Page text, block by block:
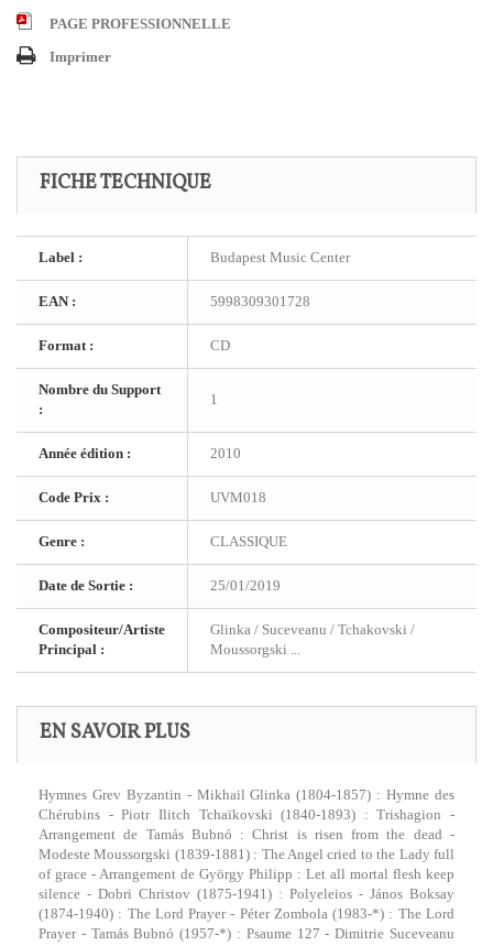
PAGE PROFESSIONNELLE
Imprimer
FICHE TECHNIQUE
Label : Budapest Music Center
EAN : 5998309301728
Format : CD
Nombre du Support
:
1
Année édition : 2010
Code Prix : UVM018
Genre : CLASSIQUE
Date de Sortie : 25/01/2019
Compositeur/Artiste
Principal :
Glinka / Suceveanu / Tchakovski /
Moussorgski ...
EN SAVOIR PLUS
Hymnes Grev Byzantin - Mikhail Glinka (1804-1857) : Hymne des
Chérubins - Piotr Ilitch Tchaïkovski (1840-1893) : Trishagion -
Arrangement de Tamás Bubnó : Christ is risen from the dead -
Modeste Moussorgski (1839-1881) : The Angel cried to the Lady full
of grace - Arrangement de György Philipp : Let all mortal flesh keep
silence - Dobri Christov (1875-1941) : Polyeleios - János Boksay
(1874-1940) : The Lord Prayer - Péter Zombola (1983-*) : The Lord
Prayer - Tamás Bubnó (1957-*) : Psaume 127 - Dimitrie Suceveanu